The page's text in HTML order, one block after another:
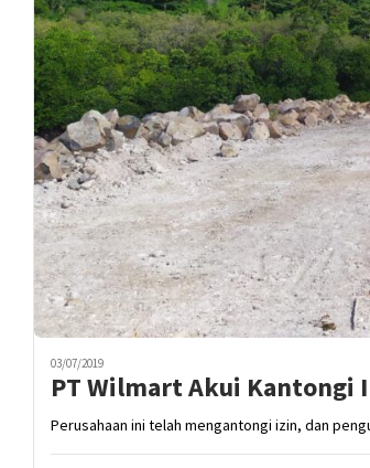
03/07/2019
PT Wilmart Akui Kantongi
Perusahaan ini telah mengantongi izin, dan